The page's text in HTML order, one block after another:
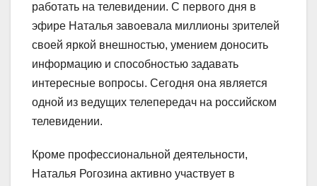
работать на телевидении. С первого дня в
эфире Наталья завоевала миллионы зрителей
своей яркой внешностью, умением доносить
информацию и способностью задавать
интересные вопросы. Сегодня она является
одной из ведущих телепередач на российском
телевидении.
Кроме профессиональной деятельности,
Наталья Рогозина активно участвует в